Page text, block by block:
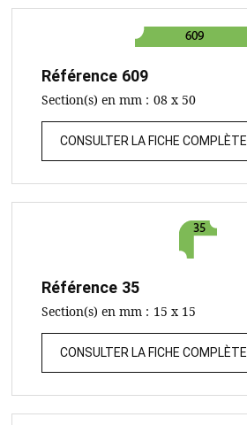
Référence 609
Section(s) en mm : 08 x 50
CONSULTER LA FICHE COMPLÈTE
Référence 35
Section(s) en mm : 15 x 15
CONSULTER LA FICHE COMPLÈTE